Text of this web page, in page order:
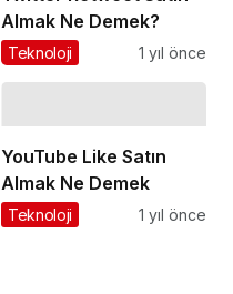
Almak Ne Demek?
Teknoloji 1 yıl önce
YouTube Like Satın
Almak Ne Demek
Teknoloji 1 yıl önce